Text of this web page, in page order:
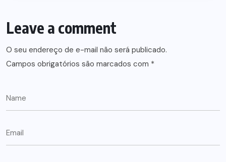
Leave a comment
O seu endereço de e-mail não será publicado.
Campos obrigatórios são marcados com *